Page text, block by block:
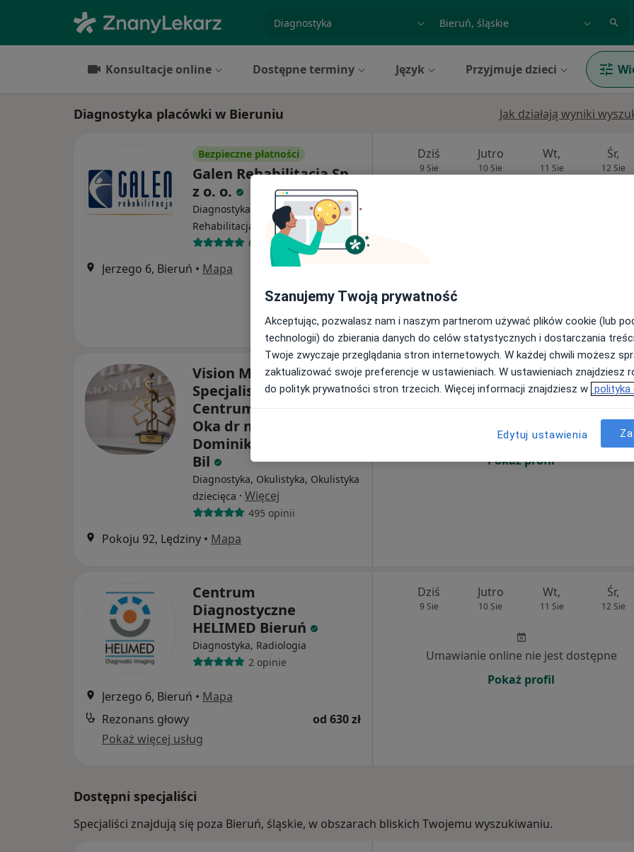
miasto lub dzielnica
Konsultacje online Dostępne terminy Język Przyjmuje dzieci
Diagnostyka placówki w Bieruniu Jak działają wyniki
Bezpieczne płatności
Galen Rehabilitacja Sp.
z o. o.
Diagnostyka, Fizjoterapia,
Rehabilitacja medyczna
Więcej
624 opinie
Jerzego 6, Bieruń • Mapa
Dziś
9 Sie
Jutro
10 Sie
Wt,
11 Sie
Śr,
12 Sie
Vision Med
Specjalistyczne
Centrum Diagnostyki
Oka dr n.med.
Dominika Janiszewska -
Bil
Diagnostyka, Okulistyka, Okulistyka
dziecięca · Więcej
495 opinii
Pokoju 92, Lędziny • Mapa
Dziś
9 Sie
Jutro
10 Sie
Wt,
11 Sie
Śr,
12 Sie
Umawianie online nie jest dostępne
Pokaż profil
Centrum
Diagnostyczne
HELIMED Bieruń
Diagnostyka, Radiologia
2 opinie
Jerzego 6, Bieruń • Mapa
Rezonans głowy
od 630 zł
Pokaż więcej usług
Dziś
9 Sie
Jutro
10 Sie
Wt,
11 Sie
Śr,
12 Sie
Umawianie online nie jest dostępne
Pokaż profil
Dostępni specjaliści
Specjaliści znajdują się poza Bieruń, śląskie, w obszarach bliskich Twojemu wyszukiwaniu.
Szanujemy Twoją prywatność
Akceptując, pozwalasz nam i naszym partnerom używać plików cookie (lub
technologii) do zbierania danych do celów statystycznych i dostarczania
Twoje zwyczaje przeglądania stron internetowych. W każdej chwili możesz
zaktualizować swoje preferencje w ustawieniach. W ustawieniach znajdziesz
do polityk prywatności stron trzecich. Więcej informacji znajdziesz w polityka
Edytuj ustawienia